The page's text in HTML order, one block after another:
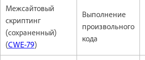
Межсайтовый
скриптинг
(сохраненный)
(CWE-79)
Выполнение
произвольного
кода